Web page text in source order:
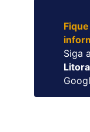
Siga a